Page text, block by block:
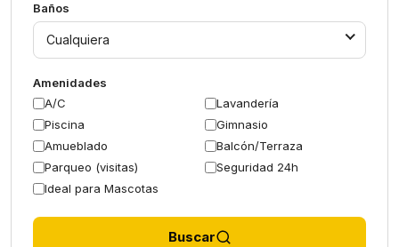
Baños
Cualquiera
Amenidades
A/C
Lavandería
Piscina
Gimnasio
Amueblado
Balcón/Terraza
Parqueo (visitas)
Seguridad 24h
Ideal para Mascotas
Buscar